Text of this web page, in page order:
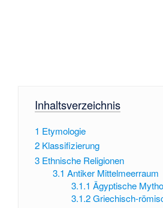
Inhaltsverzeichnis
1 Etymologie
2 Klassifizierung
3 Ethnische Religionen
3.1 Antiker Mittelmeerraum
3.1.1 Ägyptische
3.1.2 Griechisch-